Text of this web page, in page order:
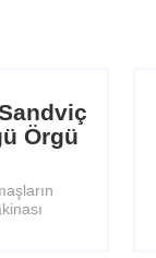
Örgü